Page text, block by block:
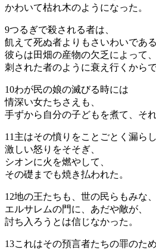
かわいて枯れ木のようになった。
9つるぎで殺される者は、
飢えて死ぬ者よりもさいわいである
彼らは田畑の産物の欠乏によって、
刺された者のように衰え行くからで
10わが民の娘の滅びる時には
情深い女たちさえも、
手ずから自分の子どもを煮て、そ
11 主はその憤りをことごとく漏らし
激しい怒りをそそぎ、
シオンに火を燃やして、
その礎までも焼き払われた。
12地の王たちも、世の民らもみな、
エルサレムの門に、あだや敵が、
討ち入ろうとは信じなかった。
13これはその預言者たちの罪のため